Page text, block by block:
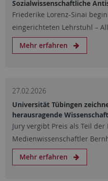
Sozialwissenschaftliche
Friederike Lorenz-Sinai
eingerichteten Lehrstuhl –
Mehr erfahren
27.02.2026
Universität Tübingen
herausragende
Jury vergibt Preis als Teil
Medienwissenschaftler
Mehr erfahren